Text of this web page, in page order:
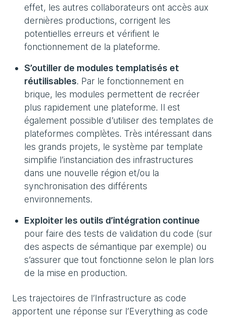
effet, les autres collaborateurs ont accès aux
dernières productions, corrigent les
potentielles erreurs et vérifient le
fonctionnement de la plateforme.
S’outiller de modules templatisés et
réutilisables. Par le fonctionnement en
brique, les modules permettent de recréer
plus rapidement une plateforme. Il est
également possible d’utiliser des templates de
plateformes complètes. Très intéressant dans
les grands projets, le système par template
simplifie l’instanciation des infrastructures
dans une nouvelle région et/ou la
synchronisation des différents
environnements.
Exploiter les outils d’intégration continue
pour faire des tests de validation du code (sur
des aspects de sémantique par exemple) ou
s’assurer que tout fonctionne selon le plan lors
de la mise en production.
Les trajectoires de l’Infrastructure as code
apportent une réponse sur l’Everything as code